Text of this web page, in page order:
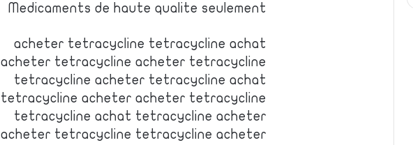
Medicaments de haute qualite seulement
acheter tetracycline tetracycline achat
acheter tetracycline acheter tetracycline
tetracycline acheter tetracycline achat
tetracycline acheter acheter tetracycline
tetracycline achat tetracycline acheter
acheter tetracycline tetracycline acheter